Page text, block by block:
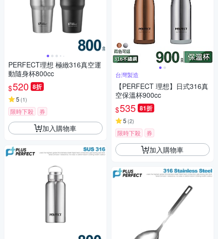
PERFECT理想 極緻316真空運
動隨身杯800cc
$520 8折
5 (1)
限時下殺 券
加入購物車
台灣製造
【PERFECT 理想】日式316真
空保溫杯900cc
$535 81折
5 (2)
限時下殺 券
加入購物車